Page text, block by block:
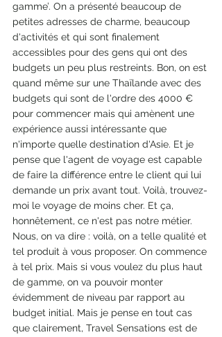
gamme’. On a présenté beaucoup de
petites adresses de charme, beaucoup
d'activités et qui sont finalement
accessibles pour des gens qui ont des
budgets un peu plus restreints. Bon, on est
quand même sur une Thaïlande avec des
budgets qui sont de l'ordre des 4000 €
pour commencer mais qui amènent une
expérience aussi intéressante que
n'importe quelle destination d'Asie. Et je
pense que l'agent de voyage est capable
de faire la différence entre le client qui lui
demande un prix avant tout. Voilà, trouvez-
moi le voyage de moins cher. Et ça,
honnêtement, ce n'est pas notre métier.
Nous, on va dire : voilà, on a telle qualité et
tel produit à vous proposer. On commence
à tel prix. Mais si vous voulez du plus haut
de gamme, on va pouvoir monter
évidemment de niveau par rapport au
budget initial. Mais je pense en tout cas
que clairement, Travel Sensations est de